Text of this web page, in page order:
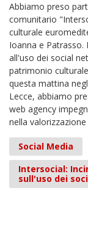
Abbiamo preso
comunitario
culturale
Ioanna e
all'uso dei social
patrimonio
questa mattina
Lecce, abbiamo
web agency
nella
Social Media
Intersocial:
sull'uso dei